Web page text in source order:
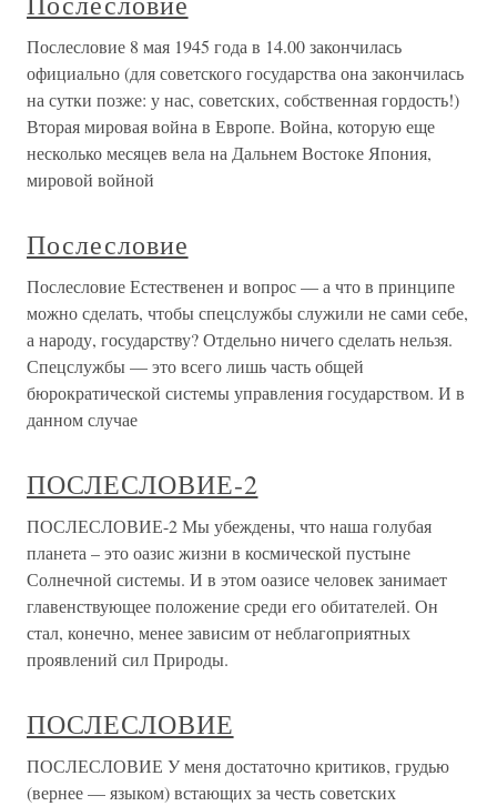
Послесловие 8 мая 1945 года в 14.00 закончилась
официально (для советского государства она закончилась
на сутки позже: у нас, советских, собственная гордость!)
Вторая мировая война в Европе. Война, которую еще
несколько месяцев вела на Дальнем Востоке Япония,
мировой войной
Послесловие
Послесловие Естественен и вопрос — а что в принципе
можно сделать, чтобы спецслужбы служили не сами себе,
а народу, государству? Отдельно ничего сделать нельзя.
Спецслужбы — это всего лишь часть общей
бюрократической системы управления государством. И в
данном случае
ПОСЛЕСЛОВИЕ-2
ПОСЛЕСЛОВИЕ-2 Мы убеждены, что наша голубая
планета – это оазис жизни в космической пустыне
Солнечной системы. И в этом оазисе человек занимает
главенствующее положение среди его обитателей. Он
стал, конечно, менее зависим от неблагоприятных
проявлений сил Природы.
ПОСЛЕСЛОВИЕ
ПОСЛЕСЛОВИЕ У меня достаточно критиков, грудью
(вернее — языком) встающих за честь советских